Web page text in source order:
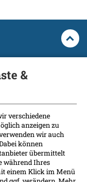
&
verschiedene
anzeigen zu
wir auch
können
übermittelt
während Ihres
einem Klick im Menü